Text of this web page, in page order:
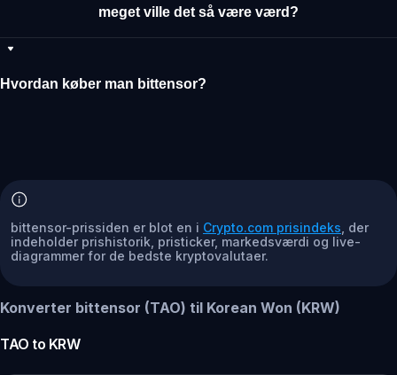
meget ville det så være værd?
Hvordan køber man bittensor?
bittensor-prissiden er blot en i Crypto.com prisindeks , der
indeholder prishistorik, pristicker, markedsværdi og live-
diagrammer for de bedste kryptovalutaer.
Konverter bittensor (TAO) til Korean Won (KRW)
TAO to KRW